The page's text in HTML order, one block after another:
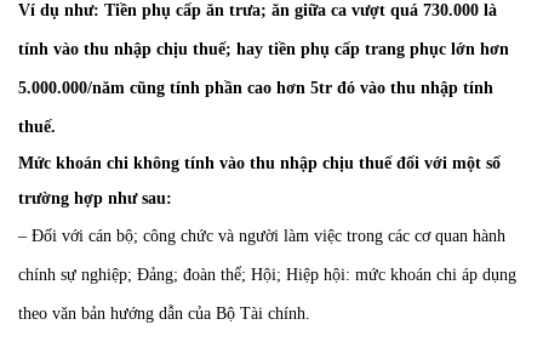
Ví dụ như: Tiền phụ cấp ăn trưa; ăn giữa ca vượt quá 730.000 là
tính vào thu nhập chịu thuế; hay tiền phụ cấp trang phục lớn hơn
5.000.000/năm cũng tính phần cao hơn 5tr đó vào thu nhập tính
thuế.
Mức khoán chi không tính vào thu nhập chịu thuế đối với một số
trường hợp như sau:
– Đối với cán bộ; công chức và người làm việc trong các cơ quan hành
chính sự nghiệp; Đảng; đoàn thể; Hội; Hiệp hội: mức khoán chi áp dụng
theo văn bản hướng dẫn của Bộ Tài chính.